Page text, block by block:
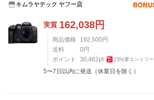
キムラヤテック ヤフー店
実質 162,038円
商品価格 192,500円
送料
0円
ポイント
30,462pt 23%要エントリー
5〜7日以内に発送（休業日を除く）